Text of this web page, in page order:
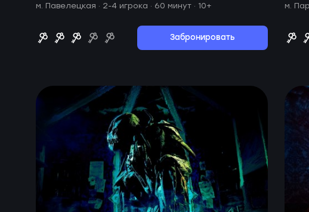
м. Павелецкая · 2-4 игрока · 60 минут · 10+
Забронировать
м.